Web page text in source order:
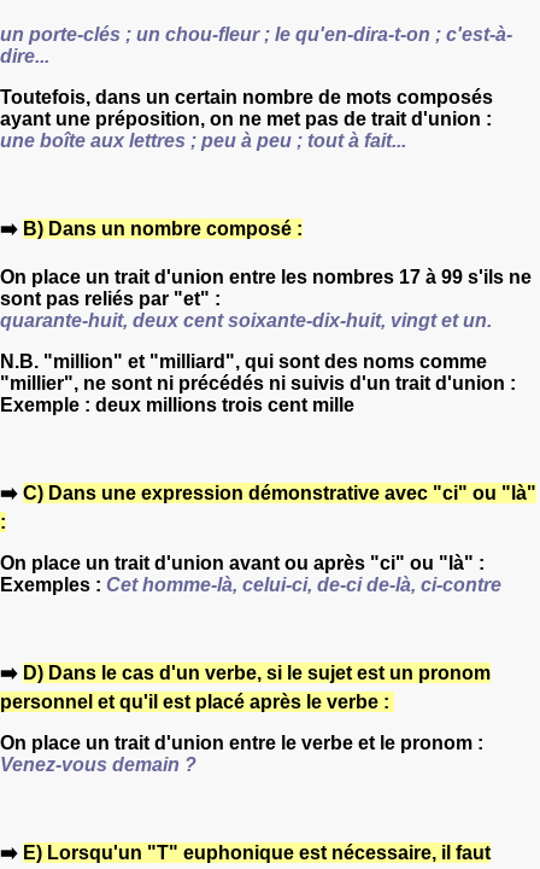
un porte-clés ; un chou-fleur ; le qu'en-dira-t-on ; c'est-à-
dire...
Toutefois, dans un certain nombre de mots composés
ayant une préposition, on ne met pas de trait d'union :
une boîte aux lettres ; peu à peu ; tout à fait...
➡️ B) Dans un nombre composé :
On place un trait d'union entre les nombres 17 à 99 s'ils ne
sont pas reliés par "et" :
quarante-huit, deux cent soixante-dix-huit, vingt et un.
N.B. "million" et "milliard", qui sont des noms comme
"millier", ne sont ni précédés ni suivis d'un trait d'union :
Exemple : deux millions trois cent mille
➡️ C) Dans une expression démonstrative avec "ci" ou "là"
:
On place un trait d'union avant ou après "ci" ou "là" :
Exemples : Cet homme-là, celui-ci, de-ci de-là, ci-contre
➡️ D) Dans le cas d'un verbe, si le sujet est un pronom
personnel et qu'il est placé après le verbe :
On place un trait d'union entre le verbe et le pronom :
Venez-vous demain ?
➡️ E) Lorsqu'un "T" euphonique est nécessaire, il faut